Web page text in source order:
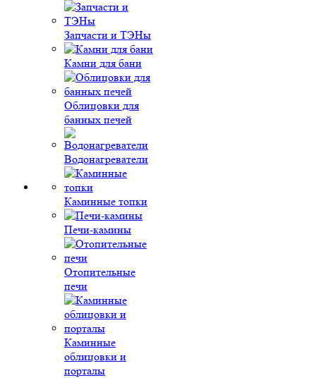
Запчасти и ТЭНы
Камни для бани
Облицовки для
банных печей
Водонагреватели
Каминные топки
Печи-камины
Отопительные
печи
Каминные
облицовки и
порталы